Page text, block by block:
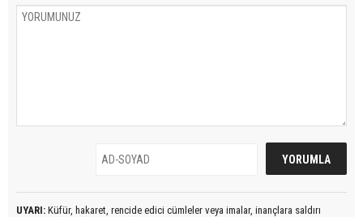
UYARI: Küfür, hakaret, rencide edici cümleler veya imalar, inançlara saldırı